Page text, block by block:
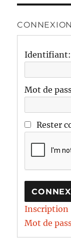
CONNEXION
Identifiant:
Mot de
Rester
Inscription
Mot de